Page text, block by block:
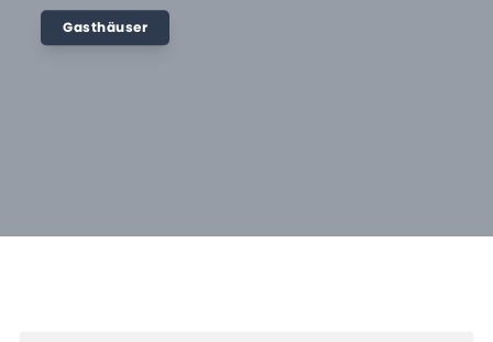
Gasthäuser